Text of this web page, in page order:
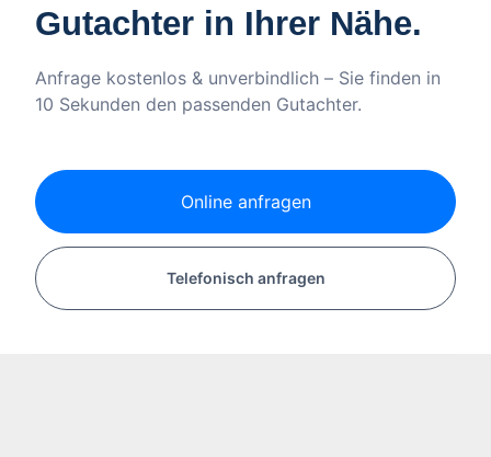
Gutachter in Ihrer Nähe.
Anfrage kostenlos & unverbindlich – Sie finden in
10 Sekunden den passenden Gutachter.
Online anfragen
Telefonisch anfragen